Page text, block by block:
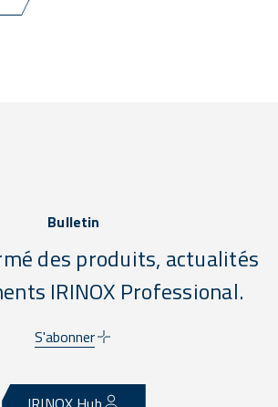
Bulletin
des produits, actualités
IRINOX Professional.
S'abonner